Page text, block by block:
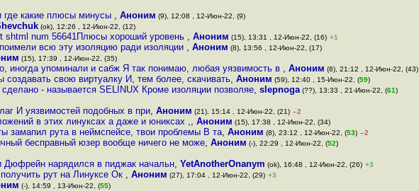
где какие плюсы минусы , Аноним (9), 12:08 , 12-Июн-22, (9)
(ok), 12:26 , 12-Июн-22, (12)
shtml num 56641Плюсы хороший уровень , Аноним (15), 13:31 , 12-Июн-22, (16) +1
всю эту изоляцию ради изоляции , Аноним (8), 13:56 , 12-Июн-22, (17)
(15), 17:39 , 12-Июн-22, (35)
иногда упоминали и сабж Я так понимаю, любая уязвимость в , Аноним (8), 21:12 , 12-Июн-22, (43)
свою виртуалку И, тем более, скачивать, Аноним (59), 12:40 , 15-Июн-22, (59)
- называется SELINUX Кроме изоляции позволяе, slepnoga (??), 13:33 , 21-Июн-22, (61)
И уязвимостей подобных в при, Аноним (21), 15:14 , 12-Июн-22, (21) –2
в этих линуксах а даже и юниксах ,, Аноним (15), 17:38 , 12-Июн-22, (34)
замапил рута в неймспейсе, твои проблемы В та, Аноним (8), 23:12 , 12-Июн-22, (53) –2
бесправный юзер вообще ничего не може, Аноним (-), 22:29 , 12-Июн-22, (52)
Дюфрейн нарядился в пиджак начальн, YetAnotherOnanym (ok), 16:48 , 12-Июн-22, (26) +3
рут на Линуксе Ок , Аноним (27), 17:04 , 12-Июн-22, (29) +3
(-), 14:59 , 13-Июн-22, (55)